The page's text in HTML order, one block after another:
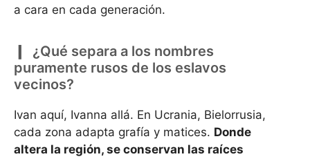
a cara en cada generación.
¿Qué separa a los nombres
puramente rusos de los eslavos
vecinos?
Ivan aquí, Ivanna allá. En Ucrania, Bielorrusia,
cada zona adapta grafía y matices. Donde
altera la región, se conservan las raíces